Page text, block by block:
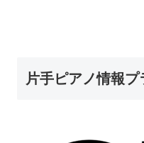
片手ピアノ情報